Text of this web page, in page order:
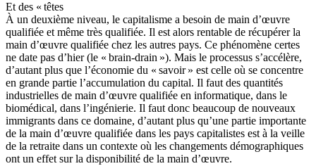
Et des « têtes
À un deuxième niveau, le capitalisme a besoin de main d’œuvre
qualifiée et même très qualifiée. Il est alors rentable de récupérer la
main d’œuvre qualifiée chez les autres pays. Ce phénomène certes
ne date pas d’hier (le « brain-drain »). Mais le processus s’accélère,
d’autant plus que l’économie du « savoir » est celle où se concentre
en grande partie l’accumulation du capital. Il faut des quantités
industrielles de main d’œuvre qualifiée en informatique, dans le
biomédical, dans l’ingénierie. Il faut donc beaucoup de nouveaux
immigrants dans ce domaine, d’autant plus qu’une partie importante
de la main d’œuvre qualifiée dans les pays capitalistes est à la veille
de la retraite dans un contexte où les changements démographiques
ont un effet sur la disponibilité de la main d’œuvre.